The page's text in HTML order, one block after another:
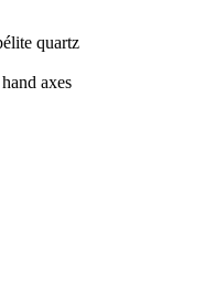
quartz
axes